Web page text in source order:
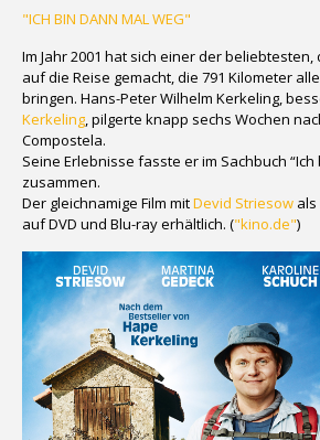
"ICH BIN DANN MAL WEG"
Im Jahr 2001 hat sich einer der
auf die Reise gemacht, die 791 Kilometer
bringen. Hans-Peter Wilhelm Kerkeling,
Kerkeling, pilgerte knapp sechs Wochen
Compostela.
Seine Erlebnisse fasste er im Sachbuch
zusammen.
Der gleichnamige Film mitDevid Striesow
auf DVD und Blu-ray erhältlich. ("kino.de")